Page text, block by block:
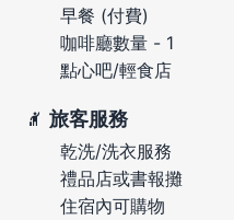
早餐 (付費)
咖啡廳數量 - 1
點心吧/輕食店
旅客服務
乾洗/洗衣服務
禮品店或書報攤
住宿內可購物